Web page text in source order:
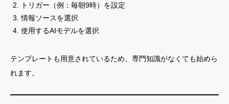
トリガー（例：毎朝9時）を設定
情報ソースを選択
使用するAIモデルを選択
テンプレートも用意されているため、専門知識がなくても始めら
れます。